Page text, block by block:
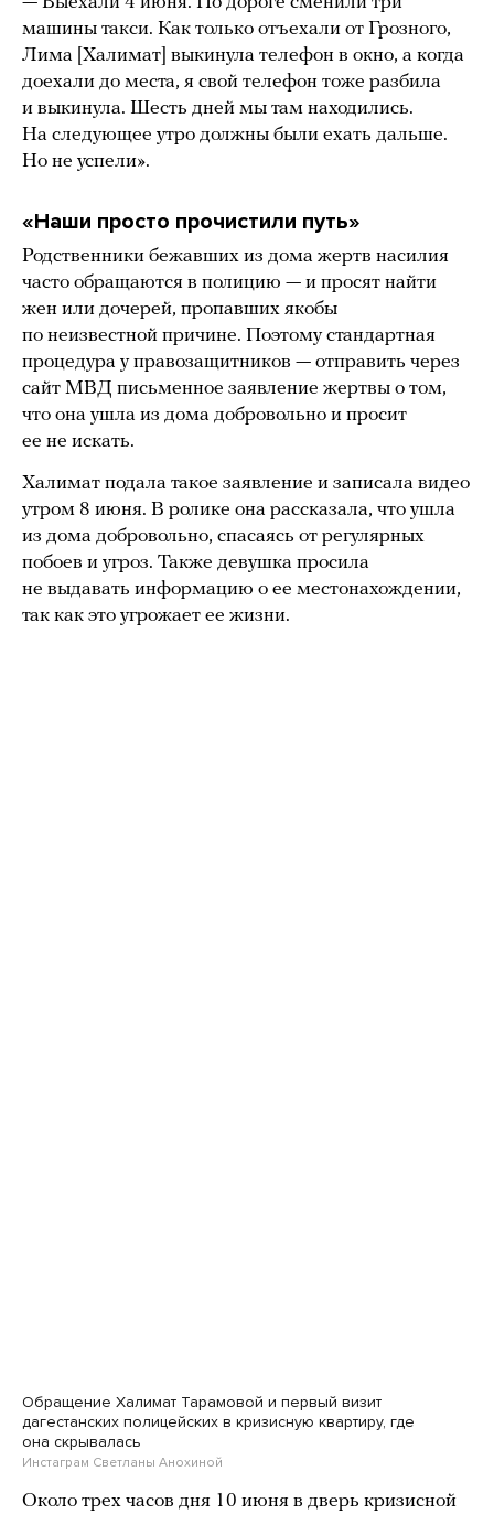
машины такси. Как только отъехали от Грозного,
Лима [Халимат] выкинула телефон в окно, а когда
доехали до места, я свой телефон тоже разбила
и выкинула. Шесть дней мы там находились.
На следующее утро должны были ехать дальше.
Но не успели».
«Наши просто прочистили путь»
Родственники бежавших из дома жертв насилия
часто обращаются в полицию — и просят найти
жен или дочерей, пропавших якобы
по неизвестной причине. Поэтому стандартная
процедура у правозащитников — отправить через
сайт МВД письменное заявление жертвы о том,
что она ушла из дома добровольно и просит
ее не искать.
Халимат подала такое заявление и записала видео
утром 8 июня. В ролике она рассказала, что ушла
из дома добровольно, спасаясь от регулярных
побоев и угроз. Также девушка просила
не выдавать информацию о ее местонахождении,
так как это угрожает ее жизни.
Обращение Халимат Тарамовой и первый визит
дагестанских полицейских в кризисную квартиру, где
она скрывалась
Инстаграм Светланы Анохиной
Около трех часов дня 10 июня в дверь кризисной